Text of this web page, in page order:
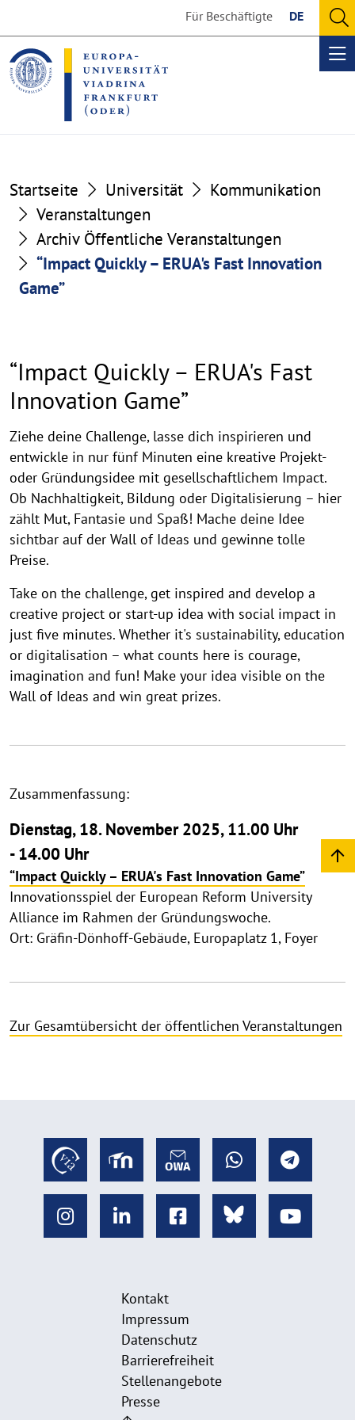
the
content
section
the
footer
section
Für Beschäftigte DE
Startseite Universität
Kommunikation
Veranstaltungen
Archiv Öffentliche Veranstaltungen
“Impact Quickly – ERUA's Fast Innovation
Game”
“Impact Quickly – ERUA's Fast
Innovation Game”
Ziehe deine Challenge, lasse dich inspirieren und
entwickle in nur fünf Minuten eine kreative Projekt-
oder Gründungsidee mit gesellschaftlichem Impact.
Ob Nachhaltigkeit, Bildung oder Digitalisierung – hier
zählt Mut, Fantasie und Spaß! Mache deine Idee
sichtbar auf der Wall of Ideas und gewinne tolle
Preise.
Take on the challenge, get inspired and develop a
creative project or start-up idea with social impact in
just five minutes. Whether it's sustainability, education
or digitalisation – what counts here is courage,
imagination and fun! Make your idea visible on the
Wall of Ideas and win great prizes.
Zusammenfassung:
Dienstag, 18. November 2025, 11.00 Uhr
- 14.00 Uhr
“Impact Quickly – ERUA's Fast Innovation Game”
Innovationsspiel der European Reform University
Alliance im Rahmen der Gründungswoche.
Ort: Gräfin-Dönhoff-Gebäude, Europaplatz 1, Foyer
Zur Gesamtübersicht der öffentlichen Veranstaltungen
Kontakt
Impressum
Datenschutz
Barrierefreiheit
Stellenangebote
Presse